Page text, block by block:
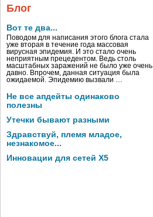
Блог
Вот те два...
Поводом для написания этого блога стала
уже вторая в течение года массовая
вирусная эпидемия. И это стало очень
неприятным прецедентом. Ведь столь
масштабных заражений не было уже очень
давно. Впрочем, данная ситуация была
ожидаемой. Эпидемию вызвали …
Не все апдейты одинаково
полезны
Утечки бывают разными
Здравствуй, племя младое,
незнакомое...
Инновации для сетей X5